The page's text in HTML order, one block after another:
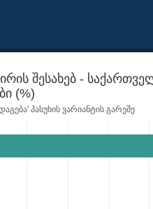
შესახებ -
უწყებები (%)
პასუხის ვარიანტის გარეშე